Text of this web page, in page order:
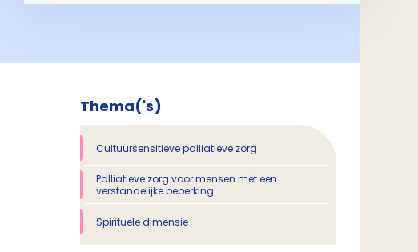
Thema('s)
Cultuursensitieve palliatieve zorg
Palliatieve zorg voor mensen met een
verstandelijke beperking
Spirituele dimensie